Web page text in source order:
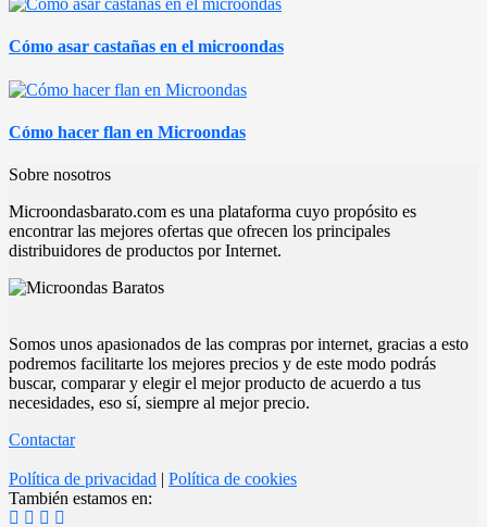
Cómo asar castañas en el microondas
Cómo hacer flan en Microondas
Sobre nosotros
Microondasbarato.com es una plataforma cuyo propósito es
encontrar las mejores ofertas que ofrecen los principales
distribuidores de productos por Internet.
Somos unos apasionados de las compras por internet, gracias a esto
podremos facilitarte los mejores precios y de este modo podrás
buscar, comparar y elegir el mejor producto de acuerdo a tus
necesidades, eso sí, siempre al mejor precio.
Contactar
Política de privacidad | Política de cookies
También estamos en: